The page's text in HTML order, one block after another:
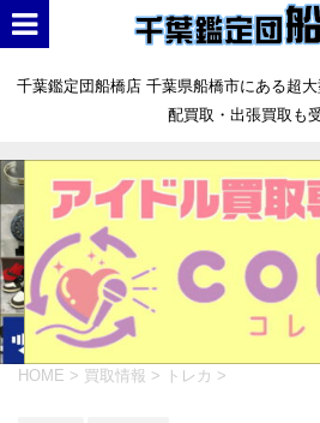
千葉鑑定団船橋店 千葉県船橋市にある超
配買取・出張買取も
HOME > 買取情報 > トレカ >